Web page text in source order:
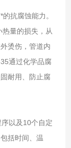
抗腐蚀能力。
量的损失，从
烫伤，管道内
通过化学品腐
耐用、防止腐
以及10个自定
括时间、温